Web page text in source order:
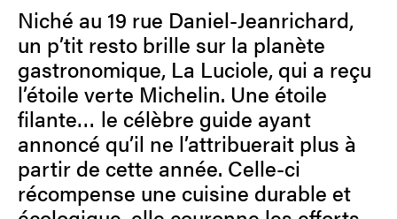
Niché au 19 rue Daniel-Jeanrichard,
un p’tit resto brille sur la planète
gastronomique, La Luciole, qui a reçu
l’étoile verte Michelin. Une étoile
filante… le célèbre guide ayant
annoncé qu’il ne l’attribuerait plus à
partir de cette année. Celle-ci
récompense une cuisine durable et